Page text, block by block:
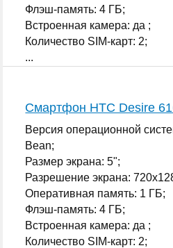
Флэш-память: 4 ГБ;
Встроенная камера: да ;
Количество SIM-карт: 2;
...
Смартфон HTC Desire
Версия операционной
Bean;
Размер экрана: 5";
Разрешение экрана:
Оперативная память: 1 ГБ;
Флэш-память: 4 ГБ;
Встроенная камера: да ;
Количество SIM-карт: 2;